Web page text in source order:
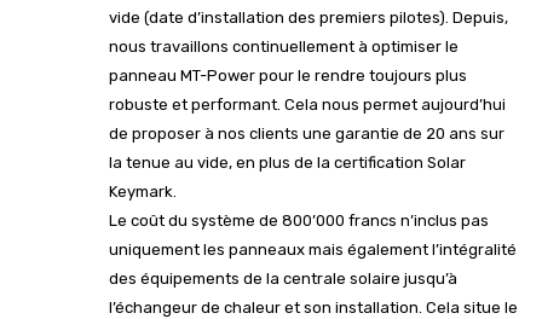
vide (date d’installation des premiers pilotes). Depuis,
nous travaillons continuellement à optimiser le
panneau MT-Power pour le rendre toujours plus
robuste et performant. Cela nous permet aujourd’hui
de proposer à nos clients une garantie de 20 ans sur
la tenue au vide, en plus de la certification Solar
Keymark.
Le coût du système de 800’000 francs n’inclus pas
uniquement les panneaux mais également l’intégralité
des équipements de la centrale solaire jusqu’à
l’échangeur de chaleur et son installation. Cela situe le